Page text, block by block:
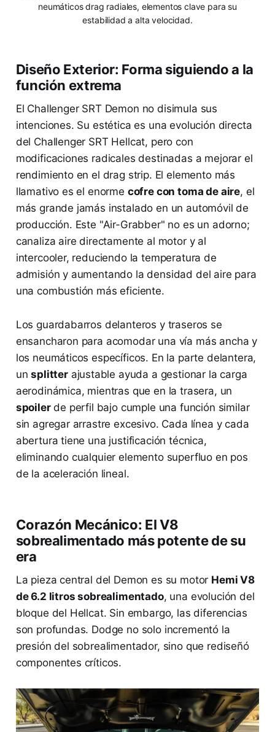
neumáticos drag radiales, elementos clave para su
estabilidad a alta velocidad.
Diseño Exterior: Forma siguiendo a la
función extrema
El Challenger SRT Demon no disimula sus
intenciones. Su estética es una evolución directa
del Challenger SRT Hellcat, pero con
modificaciones radicales destinadas a mejorar el
rendimiento en el drag strip. El elemento más
llamativo es el enorme cofre con toma de aire, el
más grande jamás instalado en un automóvil de
producción. Este "Air-Grabber" no es un adorno;
canaliza aire directamente al motor y al
intercooler, reduciendo la temperatura de
admisión y aumentando la densidad del aire para
una combustión más eficiente.
Los guardabarros delanteros y traseros se
ensancharon para acomodar una vía más ancha y
los neumáticos específicos. En la parte delantera,
unsplitterajustable ayuda a gestionar la carga
aerodinámica, mientras que en la trasera, un
spoilerde perfil bajo cumple una función similar
sin agregar arrastre excesivo. Cada línea y cada
abertura tiene una justificación técnica,
eliminando cualquier elemento superfluo en pos
de la aceleración lineal.
Corazón Mecánico: El V8
sobrealimentado más potente de su
era
La pieza central del Demon es su motor Hemi V8
de 6.2 litros sobrealimentado, una evolución del
bloque del Hellcat. Sin embargo, las diferencias
son profundas. Dodge no solo incrementó la
presión del sobrealimentador, sino que rediseñó
componentes críticos.